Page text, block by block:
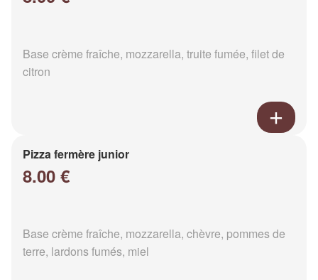
Base crème fraîche, mozzarella, truite fumée, filet de
citron
Pizza fermère junior
8.00 €
Base crème fraîche, mozzarella, chèvre, pommes de
terre, lardons fumés, miel